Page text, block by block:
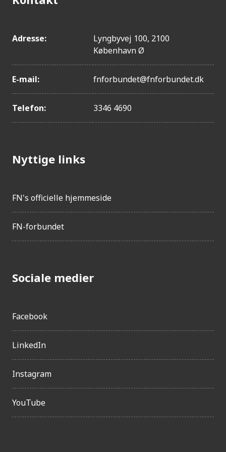
Adresse:
Lyngbyvej 100, 2100
København Ø
E-mail: fnforbundet@fnforbundet.dk
Telefon: 3346 4690
Nyttige links
FN's officielle hjemmeside
FN-forbundet
Sociale medier
Facebook
LinkedIn
Instagram
YouTube